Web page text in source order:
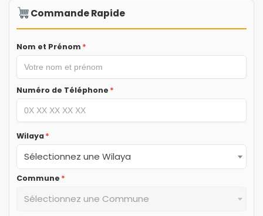
Commande Rapide
Nom et Prénom *
Numéro de Téléphone *
Wilaya*
Sélectionnez une Wilaya
Commune *
Sélectionnez une Commune